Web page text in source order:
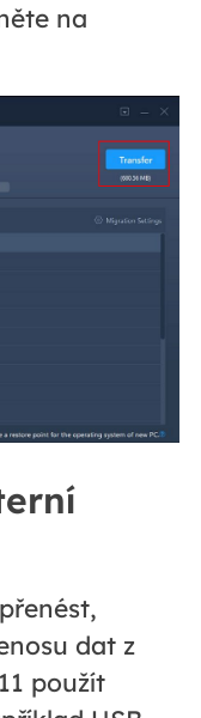
na
dat z
použít